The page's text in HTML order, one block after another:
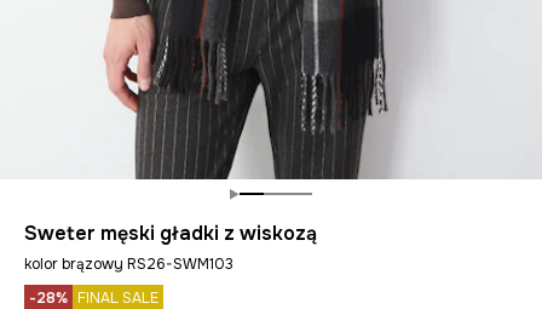
Sweter męski gładki z wiskozą
kolor brązowy RS26-SWM103
-28% FINAL SALE